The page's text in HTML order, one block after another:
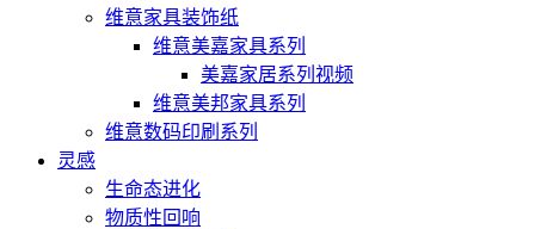
维意家具装饰纸
维意美嘉家具系列
美嘉家居系列视频
维意美邦家具系列
维意数码印刷系列
灵感
生命态进化
物质性回响